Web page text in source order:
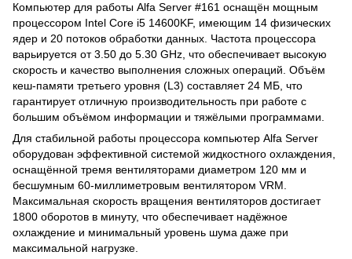
Компьютер для работы Alfa Server #161 оснащён мощным
процессором Intel Core i5 14600KF, имеющим 14 физических
ядер и 20 потоков обработки данных. Частота процессора
варьируется от 3.50 до 5.30 GHz, что обеспечивает высокую
скорость и качество выполнения сложных операций. Объём
кеш-памяти третьего уровня (L3) составляет 24 МБ, что
гарантирует отличную производительность при работе с
большим объёмом информации и тяжёлыми программами.
Для стабильной работы процессора компьютер Alfa Server
оборудован эффективной системой жидкостного охлаждения,
оснащённой тремя вентиляторами диаметром 120 мм и
бесшумным 60-миллиметровым вентилятором VRM.
Максимальная скорость вращения вентиляторов достигает
1800 оборотов в минуту, что обеспечивает надёжное
охлаждение и минимальный уровень шума даже при
максимальной нагрузке.